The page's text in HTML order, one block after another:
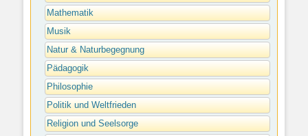
Mathematik
Musik
Natur & Naturbegegnung
Pädagogik
Philosophie
Politik und Weltfrieden
Religion und Seelsorge